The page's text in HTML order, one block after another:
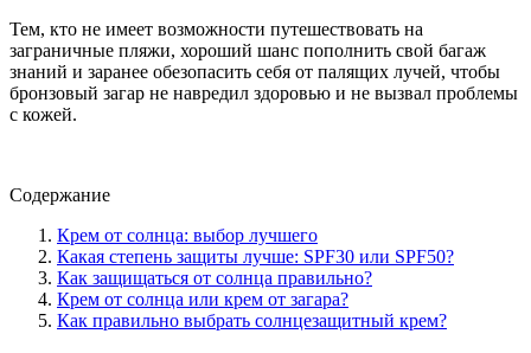
Тем, кто не имеет возможности путешествовать на
заграничные пляжи, хороший шанс пополнить свой багаж
знаний и заранее обезопасить себя от палящих лучей, чтобы
бронзовый загар не навредил здоровью и не вызвал проблемы
с кожей.
Содержание
Крем от солнца: выбор лучшего
Какая степень защиты лучше: SPF30 или SPF50?
Как защищаться от солнца правильно?
Крем от солнца или крем от загара?
Как правильно выбрать солнцезащитный крем?